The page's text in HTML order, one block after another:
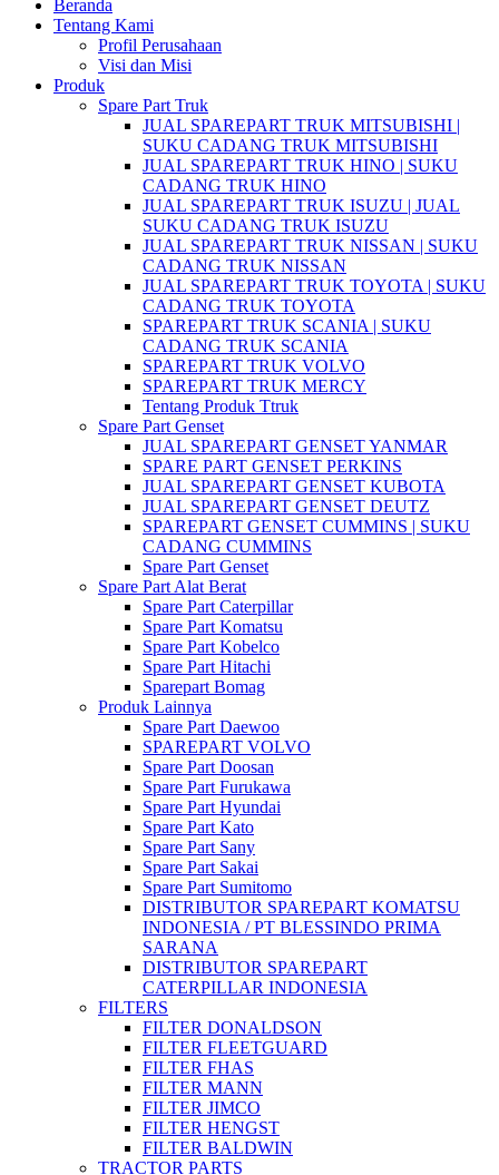
Beranda
Tentang Kami
Profil Perusahaan
Visi dan Misi
Produk
Spare Part Truk
JUAL SPAREPART TRUK MITSUBISHI |
SUKU CADANG TRUK MITSUBISHI
JUAL SPAREPART TRUK HINO | SUKU
CADANG TRUK HINO
JUAL SPAREPART TRUK ISUZU | JUAL
SUKU CADANG TRUK ISUZU
JUAL SPAREPART TRUK NISSAN | SUKU
CADANG TRUK NISSAN
JUAL SPAREPART TRUK TOYOTA | SUKU
CADANG TRUK TOYOTA
SPAREPART TRUK SCANIA | SUKU
CADANG TRUK SCANIA
SPAREPART TRUK VOLVO
SPAREPART TRUK MERCY
Tentang Produk Ttruk
Spare Part Genset
JUAL SPAREPART GENSET YANMAR
SPARE PART GENSET PERKINS
JUAL SPAREPART GENSET KUBOTA
JUAL SPAREPART GENSET DEUTZ
SPAREPART GENSET CUMMINS | SUKU
CADANG CUMMINS
Spare Part Genset
Spare Part Alat Berat
Spare Part Caterpillar
Spare Part Komatsu
Spare Part Kobelco
Spare Part Hitachi
Sparepart Bomag
Produk Lainnya
Spare Part Daewoo
SPAREPART VOLVO
Spare Part Doosan
Spare Part Furukawa
Spare Part Hyundai
Spare Part Kato
Spare Part Sany
Spare Part Sakai
Spare Part Sumitomo
DISTRIBUTOR SPAREPART KOMATSU
INDONESIA / PT BLESSINDO PRIMA
SARANA
DISTRIBUTOR SPAREPART
CATERPILLAR INDONESIA
FILTERS
FILTER DONALDSON
FILTER FLEETGUARD
FILTER FHAS
FILTER MANN
FILTER JIMCO
FILTER HENGST
FILTER BALDWIN
TRACTOR PARTS